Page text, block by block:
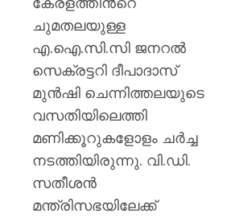
ചുമതലയുള്ള
എ.ഐ.സി.സി ജനറൽ
സെക്രട്ടറി ദീപാദാസ്
മുൻഷി ചെന്നിത്തലയുടെ
വസതിയിലെത്തി
മണിക്കൂറുകളോളം ചർച്ച
നടത്തിയിരുന്നു. വി.ഡി.
സതീശൻ
മന്ത്രിസഭയിലേക്ക്